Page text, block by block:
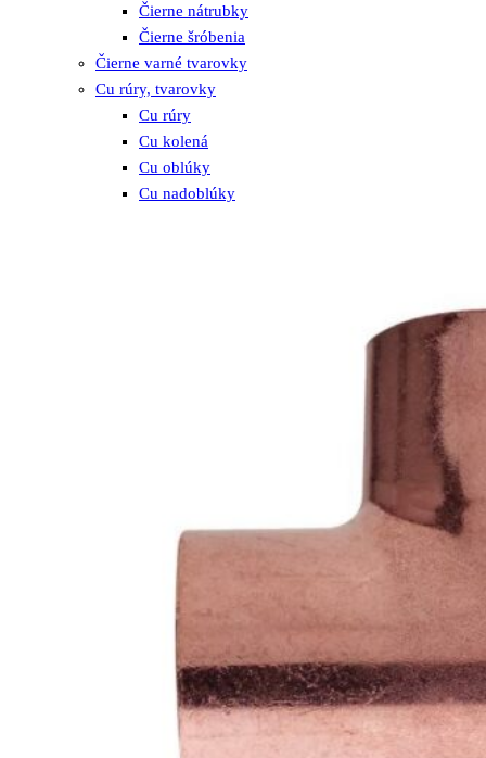
Čierne nátrubky
Čierne šróbenia
Čierne varné tvarovky
Cu rúry, tvarovky
Cu rúry
Cu kolená
Cu oblúky
Cu nadoblúky